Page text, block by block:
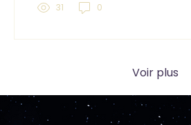
31 0
Voir plus